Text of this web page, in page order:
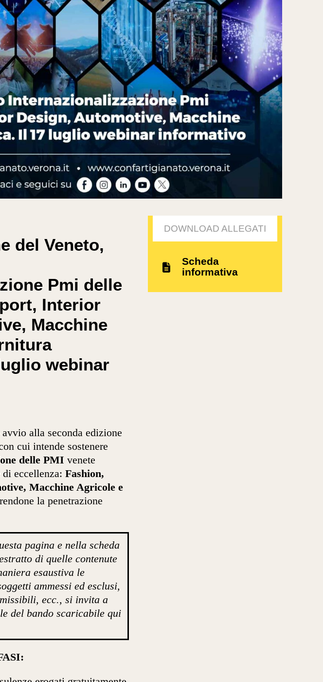
del Veneto,
Pmi delle
Interior
Macchine
webinar
avvio alla seconda edizione
cui intende sostenere
delle PMI venete
di eccellenza: Fashion,
Macchine Agricole e
la penetrazione
pagina e nella scheda
di quelle contenute
esaustiva le
ammessi ed esclusi,
ecc., si invita a
del bando scaricabile qui
DOWNLOAD ALLEGATI
Scheda
informativa